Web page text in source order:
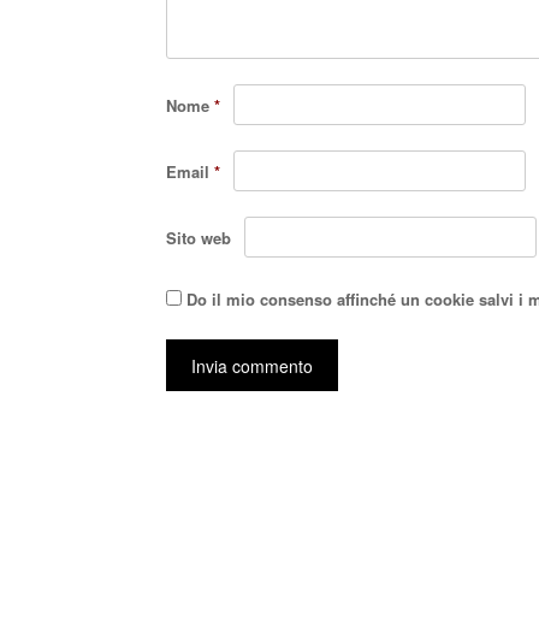
Nome *
Email *
Sito web
Do il mio consenso affinché un cookie salvi i